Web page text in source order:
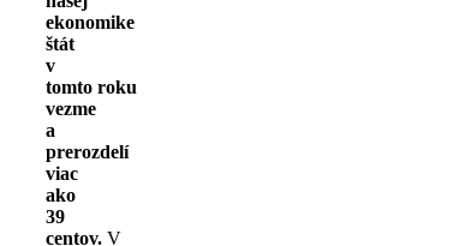
ekonomike
štát
v
tomto roku
vezme
a
prerozdelí
viac
ako
39
centov. V